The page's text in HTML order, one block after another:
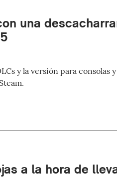
una
y la versión para consolas
a la hora de